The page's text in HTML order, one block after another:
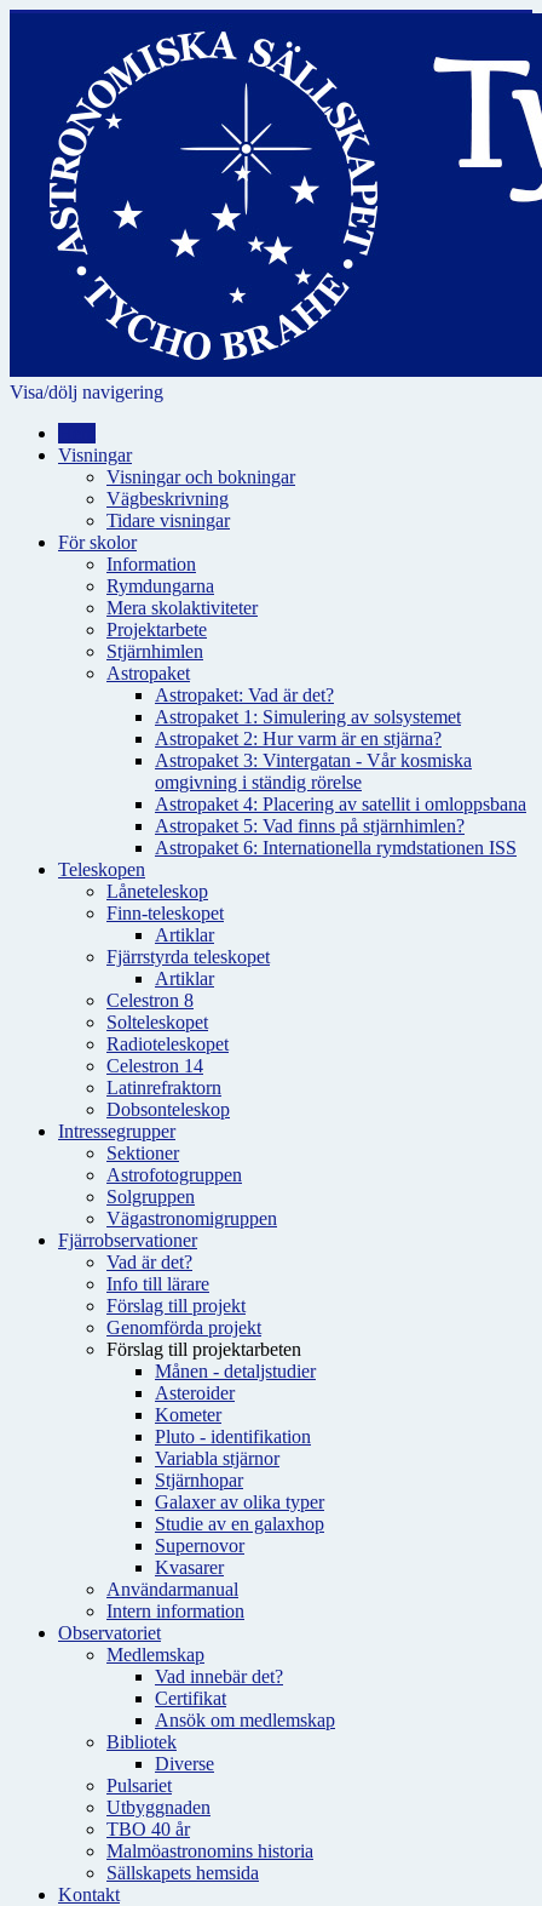
Visa/dölj navigering
Visningar
Visningar och bokningar
Vägbeskrivning
Tidare visningar
För skolor
Information
Rymdungarna
Mera skolaktiviteter
Projektarbete
Stjärnhimlen
Astropaket
Astropaket: Vad är det?
Astropaket 1: Simulering av solsystemet
Astropaket 2: Hur varm är en stjärna?
Astropaket 3: Vintergatan - Vår kosmiska
omgivning i ständig rörelse
Astropaket 4: Placering av satellit i omloppsbana
Astropaket 5: Vad finns på stjärnhimlen?
Astropaket 6: Internationella rymdstationen ISS
Teleskopen
Låneteleskop
Finn-teleskopet
Artiklar
Fjärrstyrda teleskopet
Artiklar
Celestron 8
Solteleskopet
Radioteleskopet
Celestron 14
Latinrefraktorn
Dobsonteleskop
Intressegrupper
Sektioner
Astrofotogruppen
Solgruppen
Vägastronomigruppen
Fjärrobservationer
Vad är det?
Info till lärare
Förslag till projekt
Genomförda projekt
Förslag till projektarbeten
Månen - detaljstudier
Asteroider
Kometer
Pluto - identifikation
Variabla stjärnor
Stjärnhopar
Galaxer av olika typer
Studie av en galaxhop
Supernovor
Kvasarer
Användarmanual
Intern information
Observatoriet
Medlemskap
Vad innebär det?
Certifikat
Ansök om medlemskap
Bibliotek
Diverse
Pulsariet
Utbyggnaden
TBO 40 år
Malmöastronomins historia
Sällskapets hemsida
Kontakt